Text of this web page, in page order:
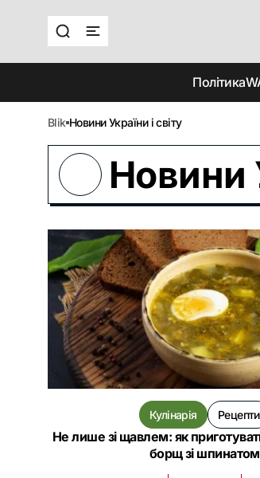
Політика
blik Новини України і світу
Новини
Кулінарія Рецепти
Не лише зі щавлем: як
борщ зі шпинатом